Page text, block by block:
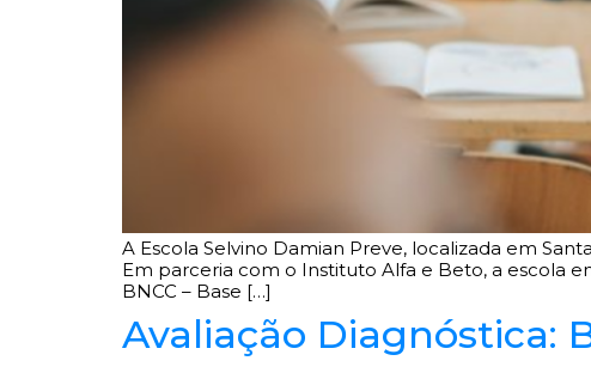
A Escola Selvino Damian Preve, localizada em
Em parceria com o Instituto Alfa e Beto, a escola
BNCC – Base […]
Avaliação Diagnóstica: